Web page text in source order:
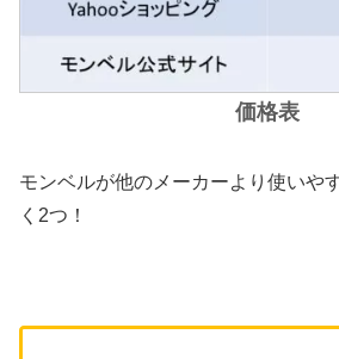
価格表
モンベルが他のメーカーより使いや
く2つ！